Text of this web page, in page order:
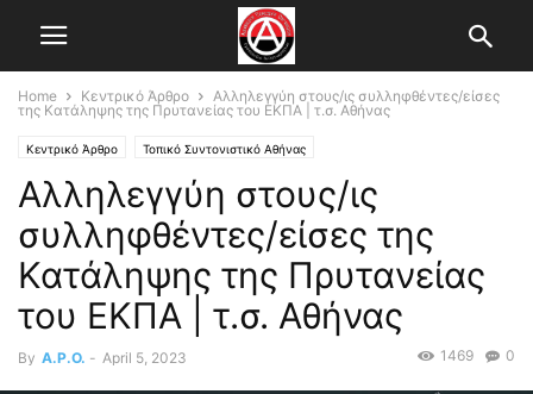
Home Κεντρικό Άρθρο
Αλληλεγγύη στους/ις συλληφθέντες/είσες
της Κατάληψης της Πρυτανείας του ΕΚΠΑ | τ.σ. Αθήνας
Κεντρικό Άρθρο Τοπικό Συντονιστικό Αθήνας
Αλληλεγγύη στους/ις
συλληφθέντες/είσες της
Κατάληψης της Πρυτανείας
του ΕΚΠΑ | τ.σ. Αθήνας
By A.P.O. - April 5, 2023 0
1469